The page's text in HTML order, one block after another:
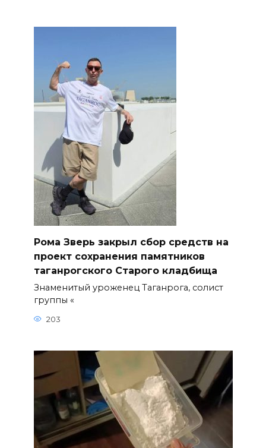
Рома Зверь закрыл сбор средств на
проект сохранения памятников
таганрогского Старого кладбища
Знаменитый уроженец Таганрога, солист
группы «
203